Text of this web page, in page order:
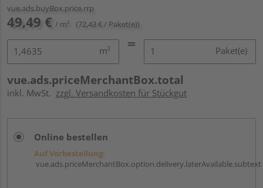
vue.ads.buyBox.price.rrp
49,49 € / m² (72,43 € / Paket(e))
m² Paket(e)
vue.ads.priceMerchantBox.total
inkl. MwSt. zzgl. Versandkosten für Stückgut
Online bestellen
Auf Vorbestellung:
vue.ads.priceMerchantBox.option.delivery.laterAvailable.subtext